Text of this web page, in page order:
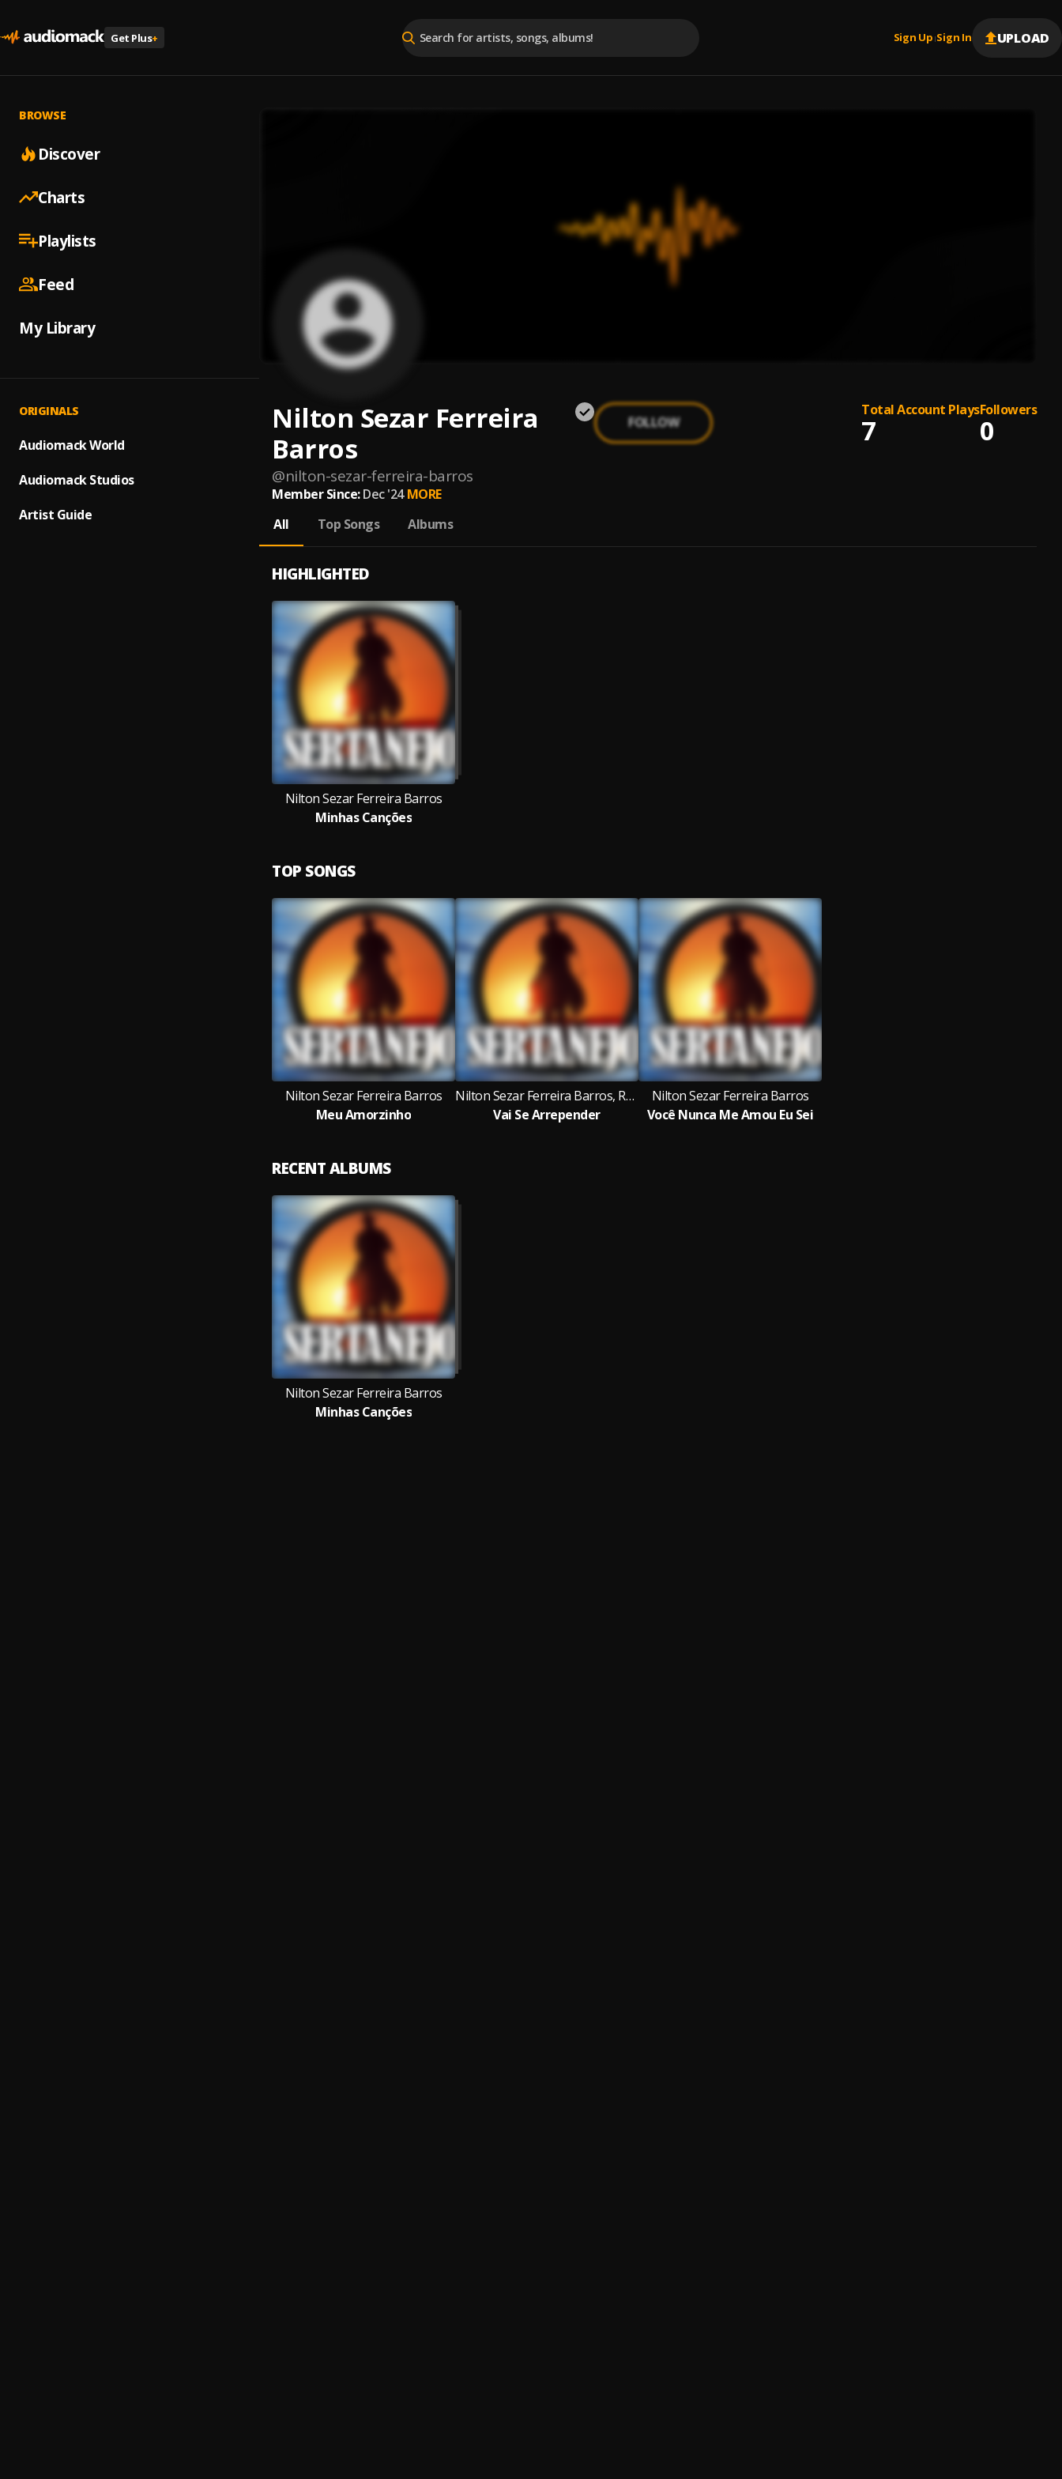
Get Plus+ Sign Up |Sign In UPLOAD
BROWSE
Discover
Charts
Playlists
Feed
My Library
ORIGINALS
Audiomack World
Audiomack Studios
Artist Guide
Nilton Sezar Ferreira
Barros
@nilton-sezar-ferreira-barros
FOLLOW
Total Account Plays
7
Followers
0
Member Since: Dec '24 MORE
All
Top Songs Albums
HIGHLIGHTED
Nilton Sezar Ferreira Barros
Minhas Canções
TOP SONGS
Nilton Sezar Ferreira Barros
Meu Amorzinho
Nilton Sezar Ferreira Barros, Rafael Carriel
Vai Se Arrepender
Nilton Sezar Ferreira Barros
Você Nunca Me Amou Eu Sei
RECENT ALBUMS
Nilton Sezar Ferreira Barros
Minhas Canções